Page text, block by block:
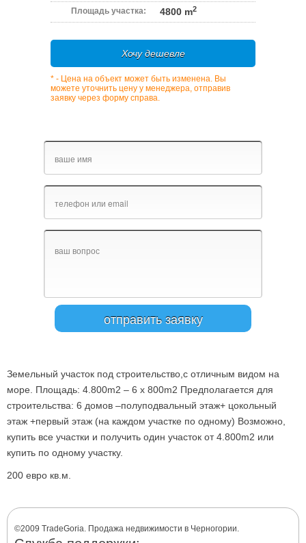
Площадь участка: 4800 m2
Хочу дешевле
* - Цена на объект может быть изменена. Вы
можете уточнить цену у менеджера, отправив
заявку через форму справа.
Земельный участок под строительство,с отличным видом на
море. Площадь: 4.800m2 – 6 x 800m2 Предполагается для
строительства: 6 домов –полуподвальный этаж+ цокольный
этаж +первый этаж (на каждом участке по одному) Возможно,
купить все участки и получить один участок от 4.800m2 или
купить по одному участку.
200 евро кв.м.
©2009 TradeGoria. Продажа недвижимости в Черногории.